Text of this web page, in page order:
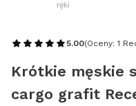
ręki
5.00(Oceny: 1
Krótkie męskie
cargo grafit